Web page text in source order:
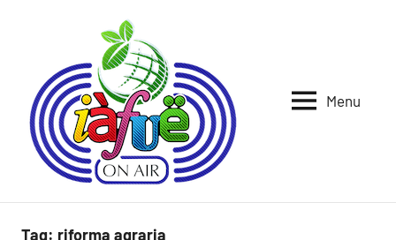
Iafue
Menu
Tag: riforma agraria